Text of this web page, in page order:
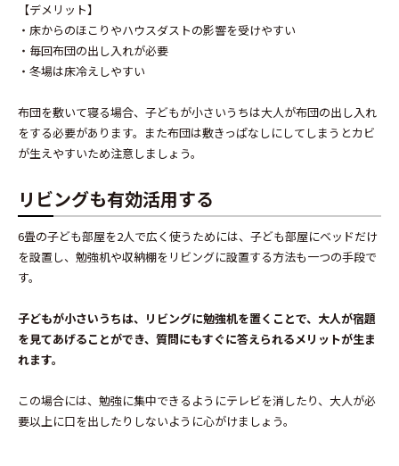
【デメリット】
・床からのほこりやハウスダストの影響を受けやすい
・毎回布団の出し入れが必要
・冬場は床冷えしやすい
布団を敷いて寝る場合、子どもが小さいうちは大人が布団の出し入れ
をする必要があります。また布団は敷きっぱなしにしてしまうとカビ
が生えやすいため注意しましょう。
リビングも有効活用する
6畳の子ども部屋を2人で広く使うためには、子ども部屋にベッドだけ
を設置し、勉強机や収納棚をリビングに設置する方法も一つの手段で
す。
子どもが小さいうちは、リビングに勉強机を置くことで、大人が宿題
を見てあげることができ、質問にもすぐに答えられるメリットが生ま
れます。
この場合には、勉強に集中できるようにテレビを消したり、大人が必
要以上に口を出したりしないように心がけましょう。